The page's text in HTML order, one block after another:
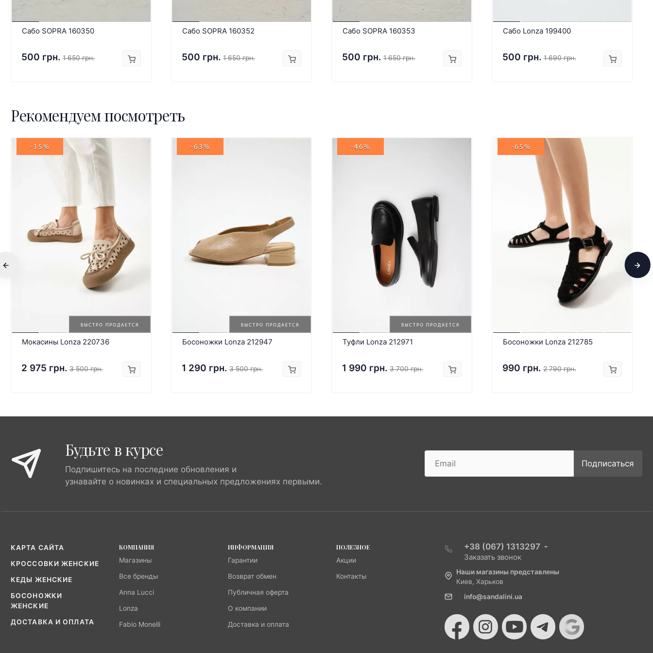
Сабо SOPRA 160350
500 грн. 1 650 грн.
Сабо SOPRA 160352
500 грн. 1 650 грн.
Сабо SOPRA 160353
500 грн. 1 650 грн.
Сабо Lonza 199400
500 грн. 1 690 грн.
Рекомендуем посмотреть
БЫСТРО ПРОДАЕТСЯ
-15%
Мокасины Lonza 220736
2 975 грн. 3 500 грн.
БЫСТРО ПРОДАЕТСЯ
-63%
Босоножки Lonza 212947
1 290 грн. 3 500 грн.
БЫСТРО ПРОДАЕТСЯ
-46%
Туфли Lonza 212971
1 990 грн. 3 700 грн.
-65%
Босоножки Lonza 212785
990 грн. 2 790 грн.
Будьте в курсе
Подпишитесь на последние обновления и
узнавайте о новинках и специальных предложениях первыми.
Подписаться
КАРТА САЙТА
КРОССОВКИ ЖЕНСКИЕ
КЕДЫ ЖЕНСКИЕ
БОСОНОЖКИ
ЖЕНСКИЕ
ДОСТАВКА И ОПЛАТА
КОМПАНИЯ
Магазины
Все бренды
Anna Lucci
Lonza
Fabio Monelli
ИНФОРМАЦИЯ
Гарантии
Возврат обмен
Публичная оферта
О компании
Доставка и оплата
ПОЛЕЗНОЕ
Акции
Контакты
+38 (067) 1313297
Заказать звонок
Наши магазины представлены
Киев, Харьков
info@sandalini.ua